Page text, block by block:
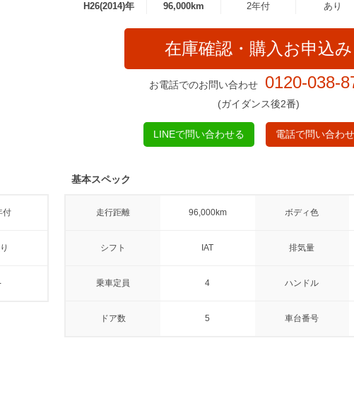
H26(2014)年
96,000km
2年付
あり
在庫確認・購入お申込み
お電話でのお問い合わせ 0120-038-
(ガイダンス後2番)
LINEで問い合わせる 電話で問い合わ
付
基本スペック
走行距離 96,000km ボディ色
シフト IAT 排気量
乗車定員 4 ハンドル
ドア数 5 車台番号